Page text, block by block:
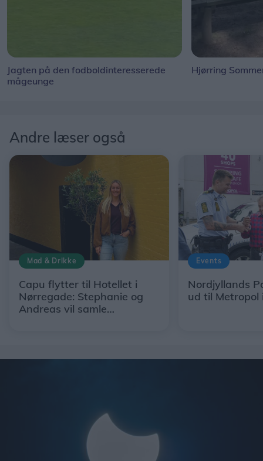
Jagten på den fodboldinteresserede
mågeunge
Hjørring
Andre læser også
Mad & Drikke
Capu flytter til Hotellet i
Nørregade: Stephanie og
Andreas vil samle
Events
Nordjyllands
ud til Metropol